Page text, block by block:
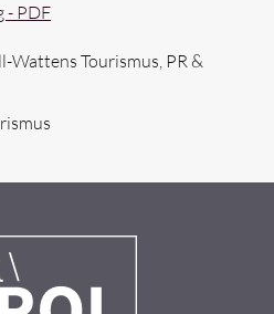
- PDF
Wattens Tourismus, PR &